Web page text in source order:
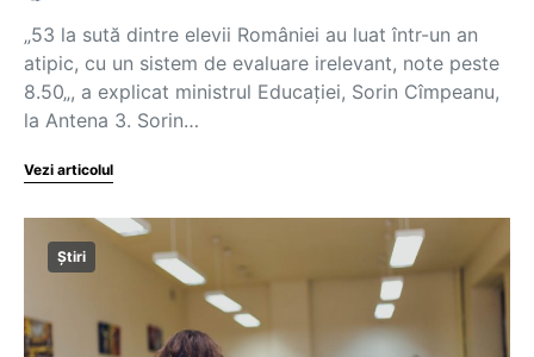
„53 la sută dintre elevii României au luat într-un an
atipic, cu un sistem de evaluare irelevant, note peste
8.50„, a explicat ministrul Educației, Sorin Cîmpeanu,
la Antena 3. Sorin…
Vezi articolul
Știri